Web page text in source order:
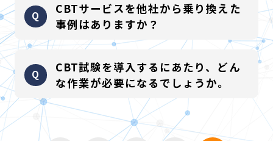
可能です。
ございますが、過去の事例から3ヶ月以内には、ほぼ導入が完了
している場合が殆どです。
CBTサービスを他社から乗り換えた
事例はありますか？
当社に移行後、収益性が大きく改善された主催者もございま
移行計画～スケジュールまで最適な形でご提案させて頂きます
ので、ご安心下さい。
CBT試験を導入するにあたり、どん
な作業が必要になるでしょうか。
お客様に対応頂く作業は、以下３点を想定しております。
①試験仕様提示（問題数、試験時間、出題形式etc）